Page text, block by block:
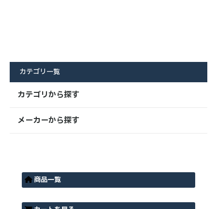
カテゴリ一覧
カテゴリから探す
メーカーから探す
商品一覧